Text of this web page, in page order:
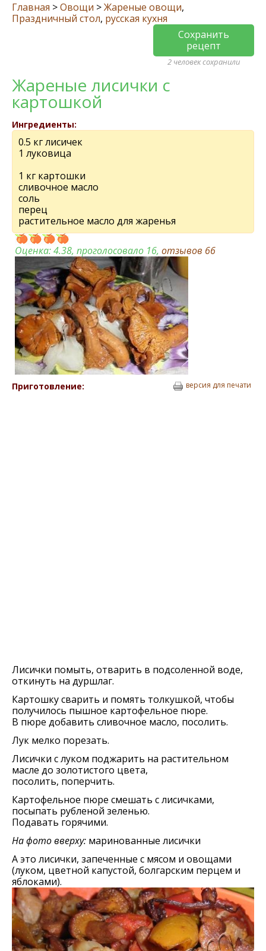
Главная >Овощи >Жареные овощи,
Праздничный стол, русская кухня
Сохранить
рецепт
2 человек сохранили
Жареные лисички с
картошкой
Ингредиенты:
0.5 кг лисичек
1 луковица
1 кг картошки
сливочное масло
соль
перец
растительное масло для жаренья
Оценка:4.38, проголосовало 16, отзывов 66
Приготовление: версия для печати
Лисички помыть, отварить в подсоленной воде,
откинуть на дуршлаг.
Картошку сварить и помять толкушкой, чтобы
получилось пышное картофельное пюре.
В пюре добавить сливочное масло, посолить.
Лук мелко порезать.
Лисички с луком поджарить на растительном
масле до золотистого цвета,
посолить, поперчить.
Картофельное пюре смешать с лисичками,
посыпать рубленой зеленью.
Подавать горячими.
На фото вверху: маринованные лисички
А это лисички, запеченные с мясом и овощами
(луком, цветной капустой, болгарским перцем и
яблоками).